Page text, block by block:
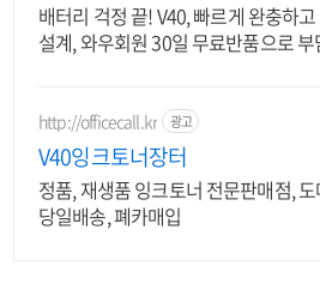
배터리 걱정 끝! V40, 빠르게 완충하
설계, 와우회원 30일 무료반품으로
http://officecall.kr 광고
V40잉크토너장터
정품, 재생품 잉크토너 전문판매점,
당일배송, 폐카매입